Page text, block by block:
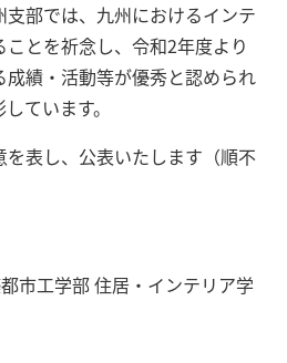
部では、九州におけるインテ
とを祈念し、令和2年度より
績・活動等が優秀と認められ
ています。
表し、公表いたします（順不
市工学部 住居・インテリア学